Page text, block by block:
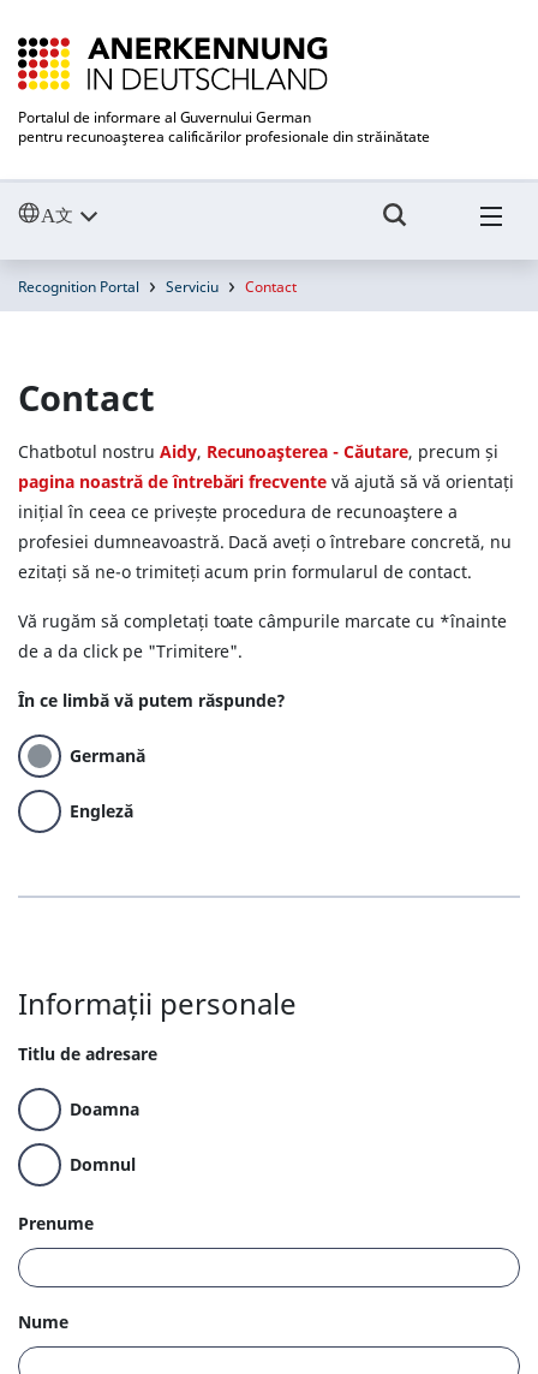
Portalul de informare al Guvernului German
pentru recunoaşterea calificărilor profesionale din străinătate
Recognition Portal Serviciu Contact
Contact
Chatbotul nostru Aidy, Recunoaşterea - Căutare, precum și
pagina noastră de întrebări frecvente vă ajută să vă orientați
inițial în ceea ce privește procedura de recunoaştere a
profesiei dumneavoastră. Dacă aveți o întrebare concretă, nu
ezitați să ne-o trimiteți acum prin formularul de contact.
Vă rugăm să completați toate câmpurile marcate cu *înainte
de a da click pe "Trimitere".
În ce limbă vă putem răspunde?
Germană
Engleză
Informații personale
Titlu de adresare
Doamna
Domnul
Prenume
Nume